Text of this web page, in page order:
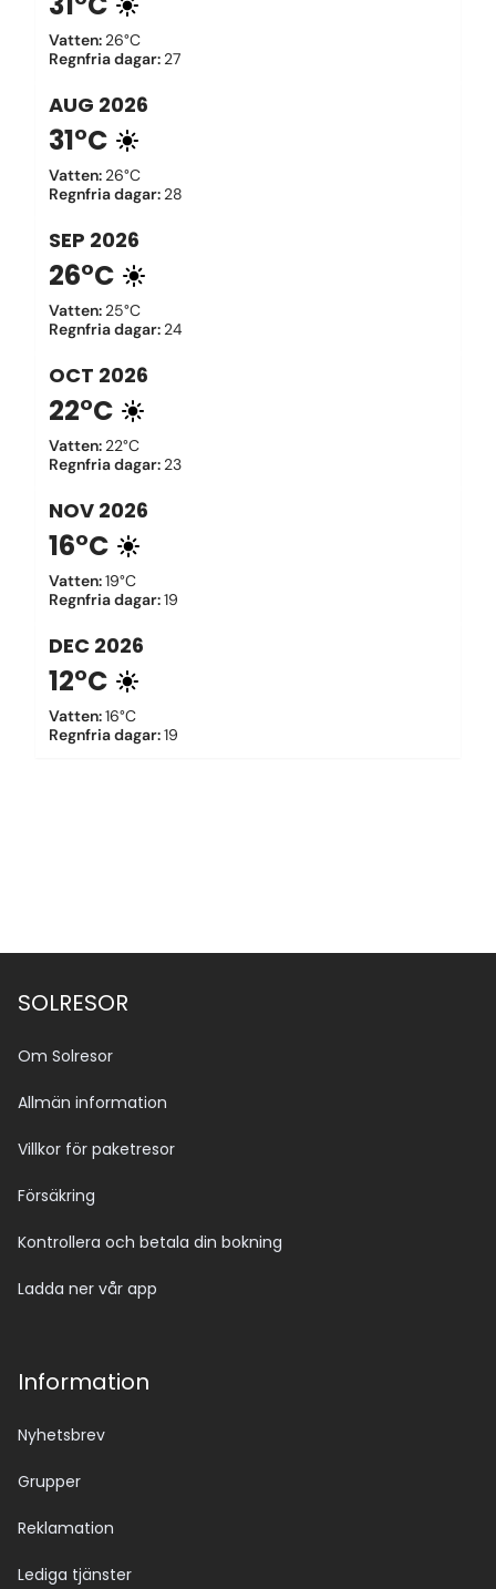
Vatten: 26°C
Regnfria dagar: 27
AUG 2026
31°C
Vatten: 26°C
Regnfria dagar: 28
SEP 2026
26°C
Vatten: 25°C
Regnfria dagar: 24
OCT 2026
22°C
Vatten: 22°C
Regnfria dagar: 23
NOV 2026
16°C
Vatten:19°C
Regnfria dagar:19
DEC 2026
12°C
Vatten:16°C
Regnfria dagar:19
SOLRESOR
Om Solresor
Allmän information
Villkor för paketresor
Försäkring
Kontrollera och betala din bokning
Ladda ner vår app
Information
Nyhetsbrev
Grupper
Reklamation
Lediga tjänster